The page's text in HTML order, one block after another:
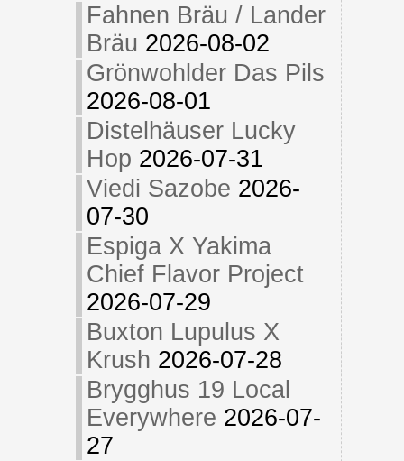
Fahnen Bräu / Lander
Bräu 2026-08-02
Grönwohlder Das Pils
2026-08-01
Distelhäuser Lucky
Hop 2026-07-31
Viedi Sazobe 2026-
07-30
Espiga X Yakima
Chief Flavor Project
2026-07-29
Buxton Lupulus X
Krush 2026-07-28
Brygghus 19 Local
Everywhere 2026-07-
27